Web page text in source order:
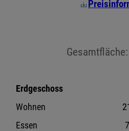
Erdgeschoss
Wohnen
Essen